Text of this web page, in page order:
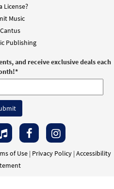
License?
Music
Publishing
and receive exclusive deals each
*
of Use| Privacy Policy| Accessibility